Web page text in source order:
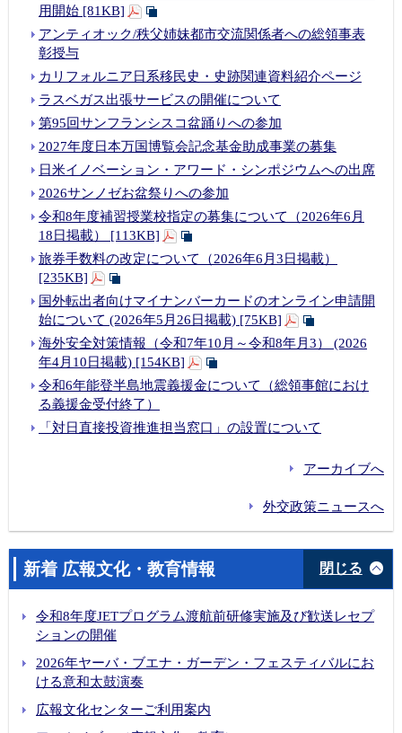
情報用開始 [81KB]
アンティオック/秩父姉妹都市交流関係者への総領事表
彰授与
カリフォルニア日系移民史・史跡関連資料紹介ページ
ラスベガス出張サービスの開催について
第95回サンフランシスコ盆踊りへの参加
2027年度日本万国博覧会記念基金助成事業の募集
日米イノベーション・アワード・シンポジウムへの出席
2026サンノゼお盆祭りへの参加
令和8年度補習授業校指定の募集について（2026年6月
18日掲載） [113KB]
旅券手数料の改定について（2026年6月3日掲載）
[235KB]
国外転出者向けマイナンバーカードのオンライン申請開
始について (2026年5月26日掲載) [75KB]
海外安全対策情報（令和7年10月～令和8年月3） (2026
年4月10日掲載) [154KB]
令和6年能登半島地震義援金について（総領事館におけ
る義援金受付終了）
「対日直接投資推進担当窓口」の設置について
アーカイブへ
外交政策ニュースへ
新着 広報文化・教育情報 閉じる
令和8年度JETプログラム渡航前研修実施及び歓送レセプ
ションの開催
2026年ヤーバ・ブエナ・ガーデン・フェスティバルにお
ける意和太鼓演奏
広報文化センターご利用案内